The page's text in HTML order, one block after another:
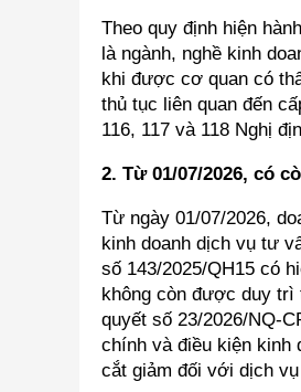
Theo quy định hiện
là ngành, nghề kinh
khi được cơ quan có
thủ tục liên quan đến
116, 117 và 118 Nghị
2. Từ 01/07/2026, có
Từ ngày 01/07/2026,
kinh doanh dịch vụ tư
số 143/2025/QH15 có
không còn được duy trì
quyết số 23/2026/NQ-
chính và điều kiện kinh
cắt giảm đối với dịch